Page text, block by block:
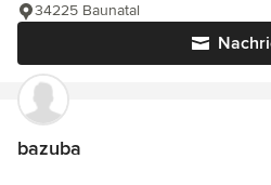
34225 Baunatal
bazuba